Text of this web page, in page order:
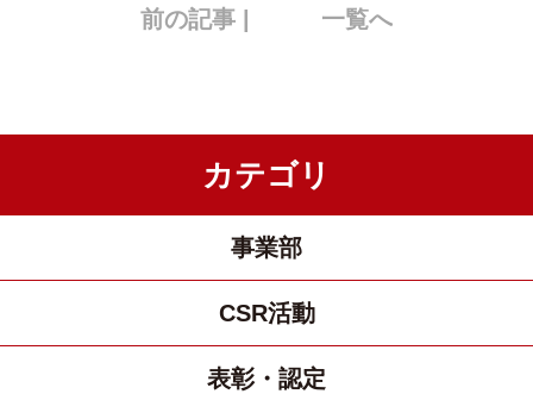
前の記事 | 一覧へ
カテゴリ
事業部
CSR活動
表彰・認定